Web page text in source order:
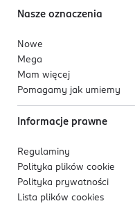
Nasze oznaczenia
Nowe
Mega
Mam więcej
Pomagamy jak umiemy
Informacje prawne
Regulaminy
Polityka plików cookie
Polityka prywatności
Lista plików cookies